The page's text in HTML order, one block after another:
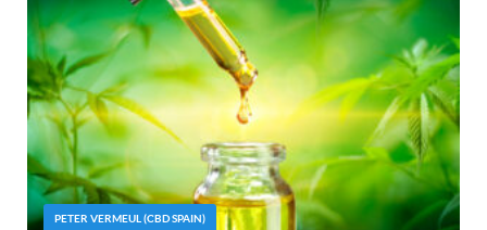
PETER VERMEUL (CBD SPAIN)